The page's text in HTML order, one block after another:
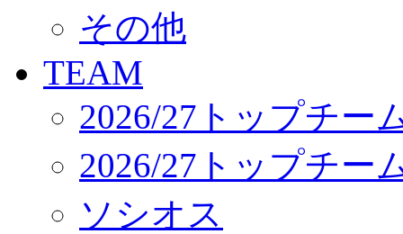
サステナビリティ
Web制作支援
応援プロジェクト
その他
TEAM
2026/27トップチー
2026/27トップチー
ソシオス